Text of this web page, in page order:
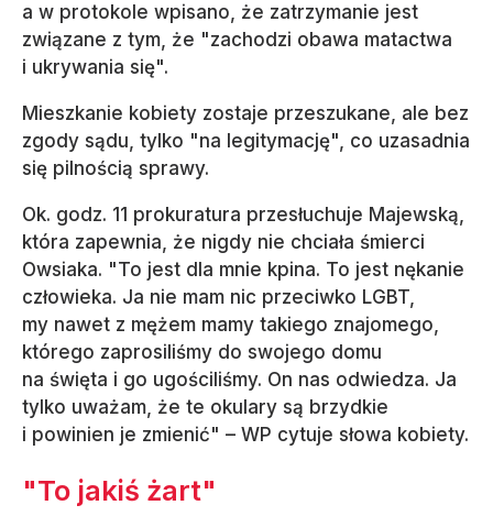
a w protokole wpisano, że zatrzymanie jest
związane z tym, że "zachodzi obawa matactwa
i ukrywania się".
Mieszkanie kobiety zostaje przeszukane, ale bez
zgody sądu, tylko "na legitymację", co uzasadnia
się pilnością sprawy.
Ok. godz. 11 prokuratura przesłuchuje Majewską,
która zapewnia, że nigdy nie chciała śmierci
Owsiaka. "To jest dla mnie kpina. To jest nękanie
człowieka. Ja nie mam nic przeciwko LGBT,
my nawet z mężem mamy takiego znajomego,
którego zaprosiliśmy do swojego domu
na święta i go ugościliśmy. On nas odwiedza. Ja
tylko uważam, że te okulary są brzydkie
i powinien je zmienić" – WP cytuje słowa kobiety.
"To jakiś żart"